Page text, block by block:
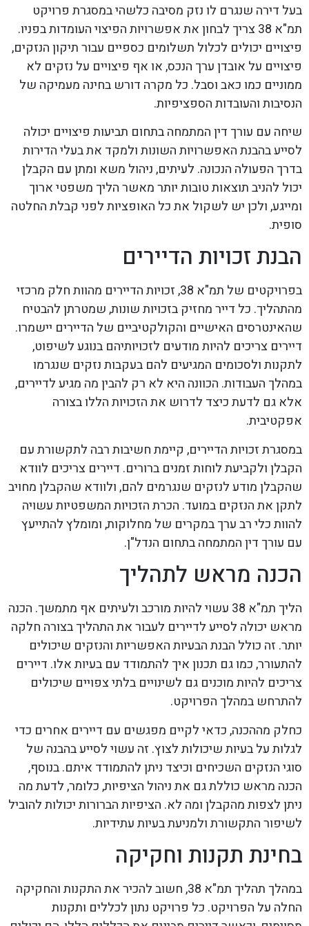
בעל דירה שנגרם לו נזק מסיבה כלשהי במסגרת פרויקט
תמ"א 38 צריך לבחון את אפשרויות הפיצוי העומדות בפניו.
פיצויים יכולים לכלול תשלומים כספיים עבור תיקון הנזקים,
פיצויים על אובדן ערך הנכס, או אף פיצויים על נזקים לא
ממוניים כמו כאב וסבל. כל מקרה דורש בחינה מעמיקה של
הנסיבות והעובדות הספציפיות.
שיחה עם עורך דין המתמחה בתחום תביעות פיצויים יכולה
לסייע בהבנת האפשרויות השונות ולמקד את בעלי הדירות
בדרך הפעולה הנכונה. לעיתים, ניהול משא ומתן עם הקבלן
יכול להניב תוצאות טובות יותר מאשר הליך משפטי ארוך
ומייגע, ולכן יש לשקול את כל האופציות לפני קבלת החלטה
סופית.
הבנת זכויות הדיירים
בפרויקטים של תמ"א 38, זכויות הדיירים מהוות חלק מרכזי
מהתהליך. כל דייר מחזיק בזכויות שונות, שמטרתן להבטיח
שהאינטרסים האישיים והקולקטיביים של הדיירים יישמרו.
דיירים צריכים להיות מודעים לזכויותיהם בנוגע לשיפוט,
לתקנות ולסכומים המגיעים להם בעקבות נזקים שנגרמו
במהלך העבודות. הכוונה היא לא רק להבין מה מגיע לדיירים,
אלא גם לדעת כיצד לדרוש את הזכויות הללו בצורה
אפקטיבית.
במסגרת זכויות הדיירים, קיימת חשיבות רבה לתקשורת עם
הקבלן ולקביעת לוחות זמנים ברורים. דיירים צריכים לוודא
שהקבלן מודע לנזקים שנגרמים להם, ולוודא שהקבלן מחויב
לתקן את הנזקים במועד. הכרת הזכויות המשפטיות עשויה
להוות כלי רב ערך במקרים של מחלוקות, ומומלץ להתייעץ
עם עורך דין המתמחה בתחום הנדל"ן.
הכנה מראש לתהליך
הליך תמ"א 38 עשוי להיות מורכב ולעיתים אף מתמשך. הכנה
מראש יכולה לסייע לדיירים לעבור את התהליך בצורה חלקה
יותר. זה כולל הבנת הבעיות האפשריות והנזקים שיכולים
להתעורר, כמו גם תכנון איך להתמודד עם בעיות אלו. דיירים
צריכים להיות מוכנים גם לשינויים בלתי צפויים שיכולים
להתרחש במהלך הפרויקט.
כחלק מההכנה, כדאי לקיים מפגשים עם דיירים אחרים כדי
לגלות על בעיות שיכולות לצוץ. זה עשוי לסייע בהבנה של
סוגי הנזקים השכיחים וכיצד ניתן להתמודד איתם. בנוסף,
הכנה מראש כוללת גם את ניהול הציפיות, כלומר, לדעת מה
ניתן לצפות מהקבלן ומה לא. הציפיות הברורות יכולות להוביל
לשיפור התקשורת ולמניעת בעיות עתידיות.
בחינת תקנות וחקיקה
במהלך תהליך תמ"א 38, חשוב להכיר את התקנות והחקיקה
החלה על הפרויקט. כל פרויקט נתון לכללים ותקנות